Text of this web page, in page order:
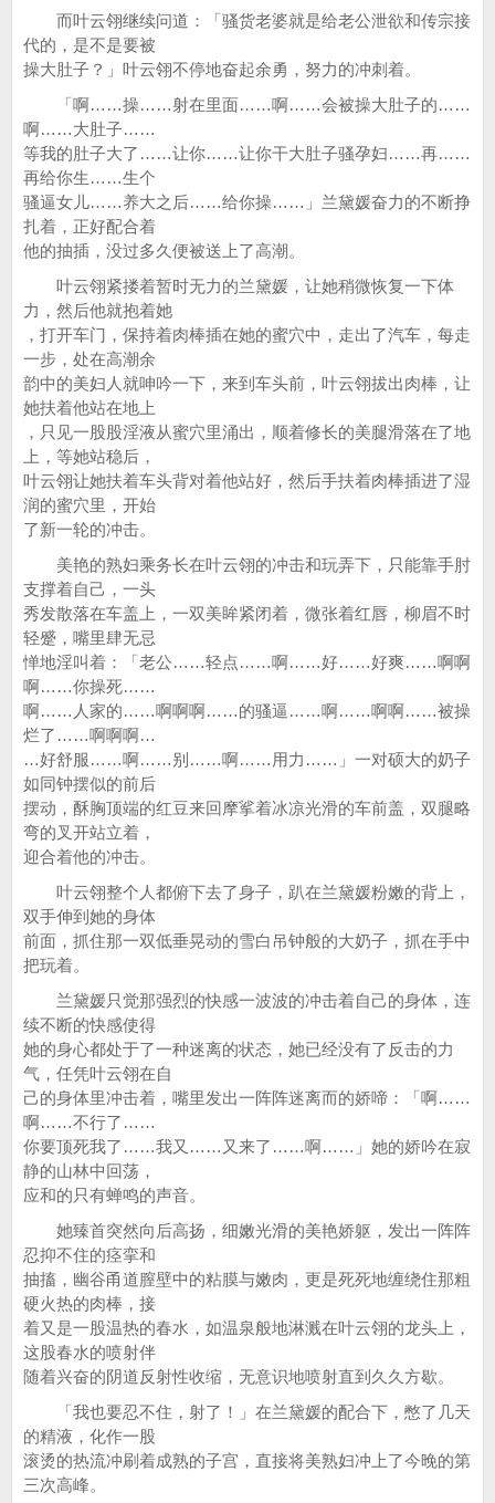
而叶云翎继续问道：「骚货老婆就是给老公泄欲和传宗接
代的，是不是要被
操大肚子？」叶云翎不停地奋起余勇，努力的冲刺着。
「啊……操……射在里面……啊……会被操大肚子的……
啊……大肚子……
等我的肚子大了……让你……让你干大肚子骚孕妇……再……
再给你生……生个
骚逼女儿……养大之后……给你操……」兰黛媛奋力的不断挣
扎着，正好配合着
他的抽插，没过多久便被送上了高潮。
叶云翎紧搂着暂时无力的兰黛媛，让她稍微恢复一下体
力，然后他就抱着她
，打开车门，保持着肉棒插在她的蜜穴中，走出了汽车，每走
一步，处在高潮余
韵中的美妇人就呻吟一下，来到车头前，叶云翎拔出肉棒，让
她扶着他站在地上
，只见一股股淫液从蜜穴里涌出，顺着修长的美腿滑落在了地
上，等她站稳后，
叶云翎让她扶着车头背对着他站好，然后手扶着肉棒插进了湿
润的蜜穴里，开始
了新一轮的冲击。
美艳的熟妇乘务长在叶云翎的冲击和玩弄下，只能靠手肘
支撑着自己，一头
秀发散落在车盖上，一双美眸紧闭着，微张着红唇，柳眉不时
轻蹙，嘴里肆无忌
惮地淫叫着：「老公……轻点……啊……好……好爽……啊啊
啊……你操死……
啊……人家的……啊啊啊……的骚逼……啊……啊啊……被操
烂了……啊啊啊…
…好舒服……啊……别……啊……用力……」一对硕大的奶子
如同钟摆似的前后
摆动，酥胸顶端的红豆来回摩挲着冰凉光滑的车前盖，双腿略
弯的叉开站立着，
迎合着他的冲击。
叶云翎整个人都俯下去了身子，趴在兰黛媛粉嫩的背上，
双手伸到她的身体
前面，抓住那一双低垂晃动的雪白吊钟般的大奶子，抓在手中
把玩着。
兰黛媛只觉那强烈的快感一波波的冲击着自己的身体，连
续不断的快感使得
她的身心都处于了一种迷离的状态，她已经没有了反击的力
气，任凭叶云翎在自
己的身体里冲击着，嘴里发出一阵阵迷离而的娇啼：「啊……
啊……不行了……
你要顶死我了……我又……又来了……啊……」她的娇吟在寂
静的山林中回荡，
应和的只有蝉鸣的声音。
她臻首突然向后高扬，细嫩光滑的美艳娇躯，发出一阵阵
忍抑不住的痉挛和
抽搐，幽谷甬道膣壁中的粘膜与嫩肉，更是死死地缠绕住那粗
硬火热的肉棒，接
着又是一股温热的春水，如温泉般地淋溅在叶云翎的龙头上，
这股春水的喷射伴
随着兴奋的阴道反射性收缩，无意识地喷射直到久久方歇。
「我也要忍不住，射了！」在兰黛媛的配合下，憋了几天
的精液，化作一股
滚烫的热流冲刷着成熟的子宫，直接将美熟妇冲上了今晚的第
三次高峰。